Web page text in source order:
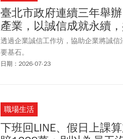
臺北市政府連續三年舉
產業，以誠信成就永續
透過企業誠信工作坊，協助企業將誠
要基石。
日期：2026-07-23
職場生活
下班回LINE、假日上課